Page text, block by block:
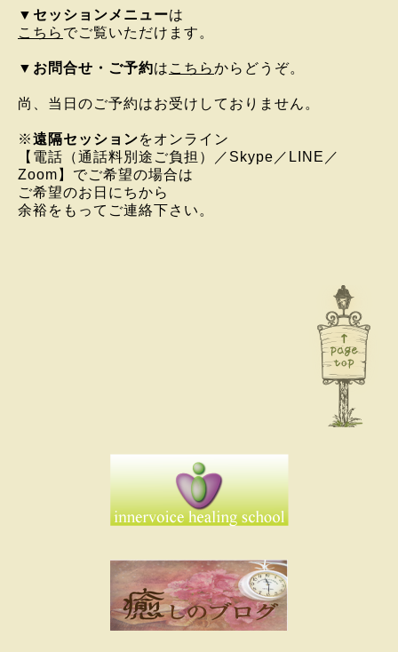
▼ セッションメニューは
こちら でご覧いただけます。
▼ お問合せ・ご予約は こちらからどうぞ。
尚、当日のご予約はお受けしておりません。
※遠隔セッションをオンライン
【電話（通話料別途ご負担）／Skype／LINE／
Zoom】でご希望の場合は
ご希望のお日にちから
余裕をもってご連絡下さい。